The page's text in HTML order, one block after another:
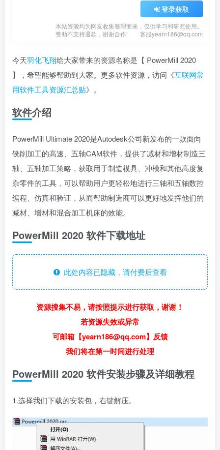
登录获取
本站资源均为网友收集整理而来，仅供学习和研究使用。
赞助不支持退款，谢谢合作!
客服yearn186@qq.com
今天羽化飞翔给大家带来的资源名称是【 PowerMill 2020
】，希望能够帮助到大家。更多软件资源，访问《互联网常
用软件工具资源汇总贴》。
软件介绍
PowerMill Ultimate 2020是Autodesk公司新发布的一款面向
铣削加工的高速、五轴CAM软件，提供了减材和增材制造三
轴、五轴加工策略，获取用于制造模具、冲模和其他高度复
杂零件的工具，可以帮助用户更轻松地进行三轴和五轴数控
编程、仿真和验证，从而帮助制造商可以更好地发挥他们的
减材、增材和混合加工机床的效能。
PowerMill 2020 软件下载地址
此处内容已隐藏，请付费后查看
资源搜集不易，请按照提示进行获取，谢谢！
若资源失效或异常
可邮箱【yearn186@qq.com】反馈
我们将在第一时间进行处理
PowerMill 2020 软件安装步骤及详细教程
1.选择我们下载的安装包，右键解压。